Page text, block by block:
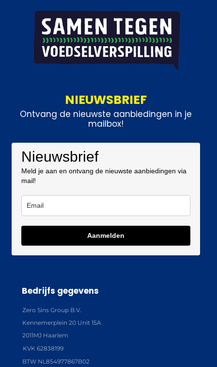
NIEUWSBRIEF
Ontvang de nieuwste aanbiedingen in je
mailbox!
Nieuwsbrief
Meld je aan en ontvang de nieuwste aanbiedingen via
mail!
Aanmelden
Bedrijfs gegevens
Zero Sins Group B.V.
Kennemerplein 20 Unit 15A
2011MJ Haarlem
KVK 62838199
BTW NL854977867B02